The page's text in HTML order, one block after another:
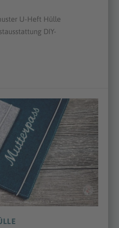
U-Heft Hülle
DIY-